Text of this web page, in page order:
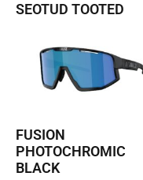
SEOTUD TOOTED
FUSION
PHOTOCHROMIC
BLACK